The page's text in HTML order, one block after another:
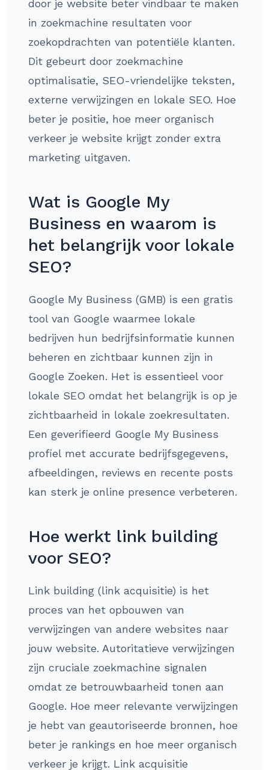
door je website beter vindbaar te maken
in zoekmachine resultaten voor
zoekopdrachten van potentiële klanten.
Dit gebeurt door zoekmachine
optimalisatie, SEO-vriendelijke teksten,
externe verwijzingen en lokale SEO. Hoe
beter je positie, hoe meer organisch
verkeer je website krijgt zonder extra
marketing uitgaven.
Wat is Google My
Business en waarom is
het belangrijk voor lokale
SEO?
Google My Business (GMB) is een gratis
tool van Google waarmee lokale
bedrijven hun bedrijfsinformatie kunnen
beheren en zichtbaar kunnen zijn in
Google Zoeken. Het is essentieel voor
lokale SEO omdat het belangrijk is op je
zichtbaarheid in lokale zoekresultaten.
Een geverifieerd Google My Business
profiel met accurate bedrijfsgegevens,
afbeeldingen, reviews en recente posts
kan sterk je online presence verbeteren.
Hoe werkt link building
voor SEO?
Link building (link acquisitie) is het
proces van het opbouwen van
verwijzingen van andere websites naar
jouw website. Autoritatieve verwijzingen
zijn cruciale zoekmachine signalen
omdat ze betrouwbaarheid tonen aan
Google. Hoe meer relevante verwijzingen
je hebt van geautoriseerde bronnen, hoe
beter je rankings en hoe meer organisch
verkeer je krijgt. Link acquisitie